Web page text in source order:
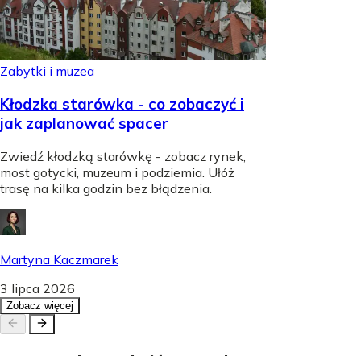
Zabytki i muzea
Kłodzka starówka - co zobaczyć i
jak zaplanować spacer
Zwiedź kłodzką starówkę - zobacz rynek,
most gotycki, muzeum i podziemia. Ułóż
trasę na kilka godzin bez błądzenia.
Martyna Kaczmarek
3 lipca 2026
Zobacz więcej